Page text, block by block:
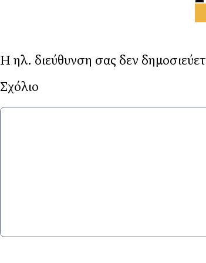
Η ηλ. διεύθυνση σας δεν